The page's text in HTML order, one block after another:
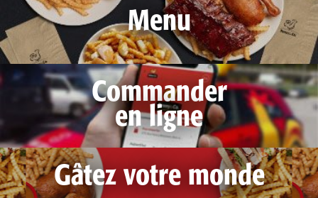
Menu
Commander
en ligne
Gâtez votre monde